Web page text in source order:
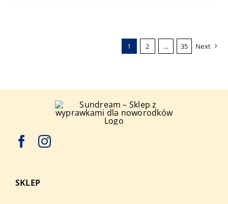
1 2 … 35 Next
SKLEP